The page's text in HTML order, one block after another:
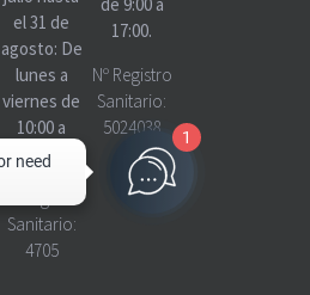
el 31 de
agosto: De
lunes a
viernes de
10:00 a
18:00
Nº Registro
Sanitario:
4705
de 9:00 a
17:00.
Nº Registro
Sanitario:
5024038
1